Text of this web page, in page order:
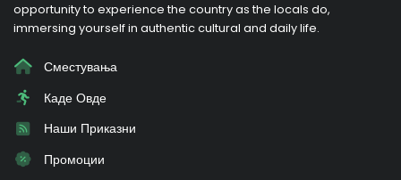
opportunity to experience the country as the locals do,
immersing yourself in authentic cultural and daily life.
Сместувања
Каде Овде
Наши Приказни
Промоции